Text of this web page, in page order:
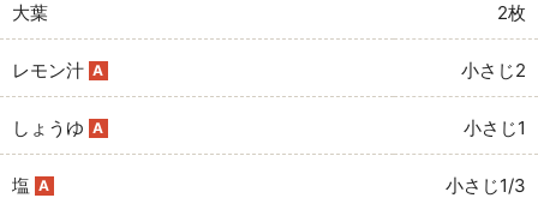
大葉 2枚
レモン汁 A 小さじ2
しょうゆ A 小さじ1
塩 A 小さじ1/3